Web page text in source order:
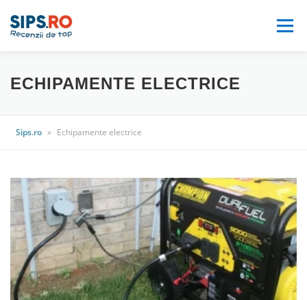
Meniu
BLOG AUTO CASA & GRADINA
ELECTRONICE ELECTROCASNICE
ECHIPAMENTE ELECTRICE
Sips.ro » Echipamente electrice